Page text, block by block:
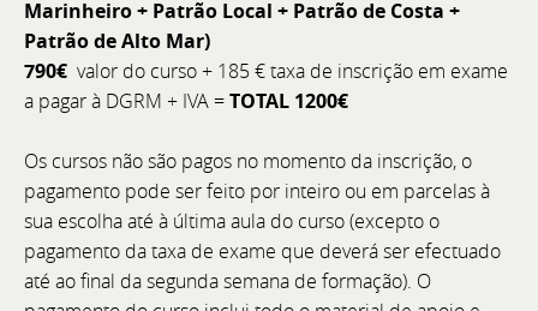
Marinheiro + Patrão Local + Patrão de Costa +
Patrão de Alto Mar)
790€ valor do curso + 185 € taxa de inscrição em exame
a pagar à DGRM + IVA =TOTAL 1200€
Os cursos não são pagos no momento da inscrição, o
pagamento pode ser feito por inteiro ou em parcelas à
sua escolha até à última aula do curso (excepto o
pagamento da taxa de exame que deverá ser efectuado
até ao final da segunda semana de formação). O